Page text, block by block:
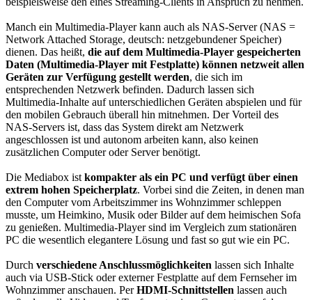
Manch ein Multimedia-Player kann auch als NAS-Server (NAS =
Network Attached Storage, deutsch: netzgebundener Speicher)
dienen. Das heißt, die auf dem Multimedia-Player gespeicherten
Daten (Multimedia-Player mit Festplatte) können netzweit allen
Geräten zur Verfügung gestellt werden, die sich im
entsprechenden Netzwerk befinden. Dadurch lassen sich
Multimedia-Inhalte auf unterschiedlichen Geräten abspielen und für
den mobilen Gebrauch überall hin mitnehmen. Der Vorteil des
NAS-Servers ist, dass das System direkt am Netzwerk
angeschlossen ist und autonom arbeiten kann, also keinen
zusätzlichen Computer oder Server benötigt.
Die Mediabox istkompakter als ein PC und verfügt über einen
extrem hohen Speicherplatz. Vorbei sind die Zeiten, in denen man
den Computer vom Arbeitszimmer ins Wohnzimmer schleppen
musste, um Heimkino, Musik oder Bilder auf dem heimischen Sofa
zu genießen. Multimedia-Player sind im Vergleich zum stationären
PC die wesentlich elegantere Lösung und fast so gut wie ein PC.
Durch verschiedene Anschlussmöglichkeiten lassen sich Inhalte
auch via USB-Stick oder externer Festplatte auf dem Fernseher im
Wohnzimmer anschauen. PerHDMI-Schnittstellen lassen auch